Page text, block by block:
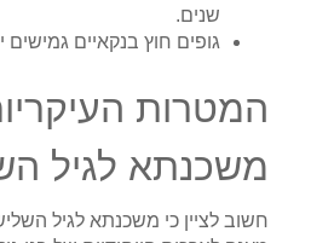
שנים.
גופים חוץ בנקאיים גמישים
המטרות
משכנתא לגיל
חשוב לציין כי משכנתא לגיל